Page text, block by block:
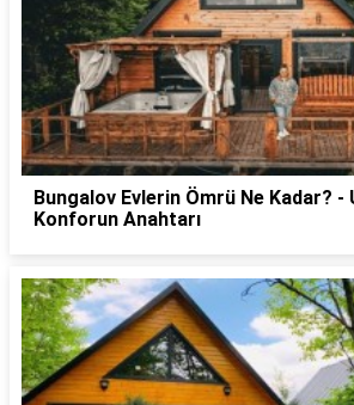
Bungalov Evlerin Ömrü Ne Kadar? -
Konforun Anahtarı